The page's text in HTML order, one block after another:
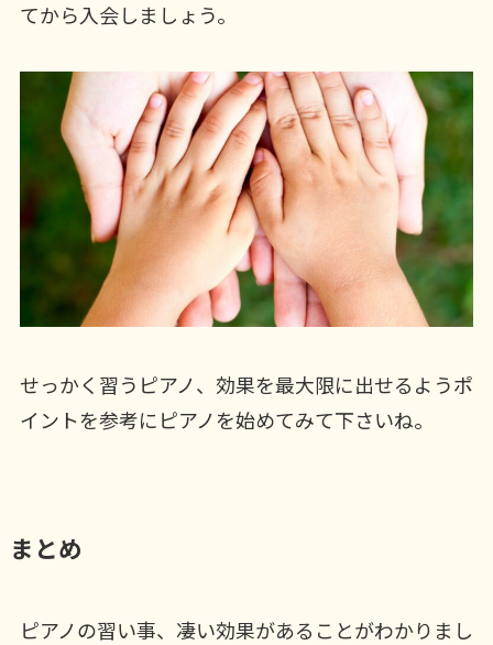
てから入会しましょう。
せっかく習うピアノ、効果を最大限に出せるようポ
イントを参考にピアノを始めてみて下さいね。
まとめ
ピアノの習い事、凄い効果があることがわかりまし